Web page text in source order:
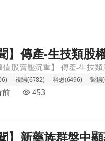
部分個股逆勢吸金展現個
】傳產-生技類股
視陽(6782) 科懋(6496) 醫揚
前 453
濃厚。文章頁
】新藥族群盤中